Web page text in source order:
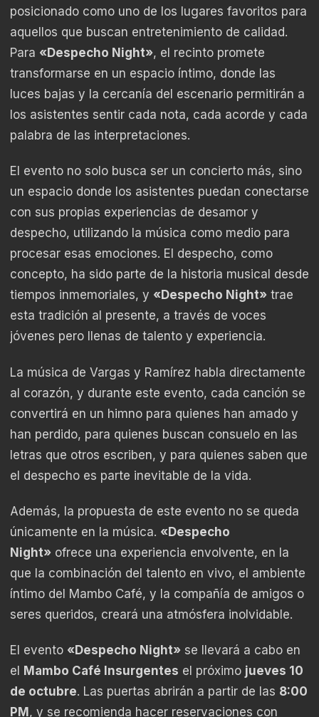
posicionado como uno de los lugares favoritos para
aquellos que buscan entretenimiento de calidad.
Para «Despecho Night», el recinto promete
transformarse en un espacio íntimo, donde las
luces bajas y la cercanía del escenario permitirán a
los asistentes sentir cada nota, cada acorde y cada
palabra de las interpretaciones.
El evento no solo busca ser un concierto más, sino
un espacio donde los asistentes puedan conectarse
con sus propias experiencias de desamor y
despecho, utilizando la música como medio para
procesar esas emociones. El despecho, como
concepto, ha sido parte de la historia musical desde
tiempos inmemoriales, y «Despecho Night» trae
esta tradición al presente, a través de voces
jóvenes pero llenas de talento y experiencia.
La música de Vargas y Ramírez habla directamente
al corazón, y durante este evento, cada canción se
convertirá en un himno para quienes han amado y
han perdido, para quienes buscan consuelo en las
letras que otros escriben, y para quienes saben que
el despecho es parte inevitable de la vida.
Además, la propuesta de este evento no se queda
únicamente en la música. «Despecho
Night» ofrece una experiencia envolvente, en la
que la combinación del talento en vivo, el ambiente
íntimo del Mambo Café, y la compañía de amigos o
seres queridos, creará una atmósfera inolvidable.
El evento «Despecho Night» se llevará a cabo en
el
Mambo Café Insurgentes el próximo jueves 10
de octubre. Las puertas abrirán a partir de las 8:00
PM , y se recomienda hacer reservaciones con